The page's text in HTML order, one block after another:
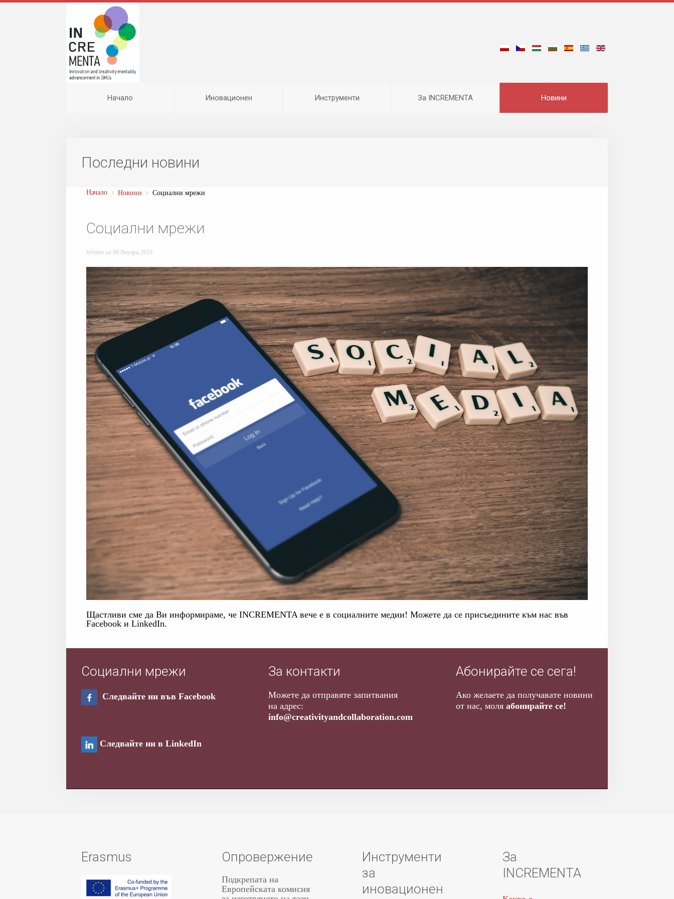
Начало Иновационен Инструменти За INCREMENTA Новини
Последни новини
Начало Новини Социални мрежи
Социални мрежи
Written on 08 Януари 2019.
Щастливи сме да Ви информираме, че INCREMENTA вече е в социалните медии! Можете да се присъедините към нас във
Facebook и LinkedIn.
Социални мрежи
Следвайте ни във Facebook
Следвайте ни в LinkedIn
За контакти
Можете да отправяте запитвания
на адрес:
info@creativityandcollaboration.com
Абонирайте се сега!
Ако желаете да получавате новини
от нас, моля абонирайте се!
Erasmus Опровержение
Подкрепата на
Европейската комисия
Инструменти
за
иновационен
За
INCREMENTA